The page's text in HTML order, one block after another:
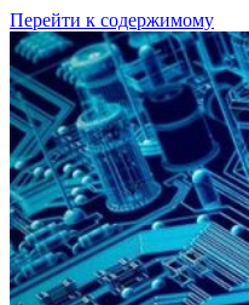
Перейти к содержимому